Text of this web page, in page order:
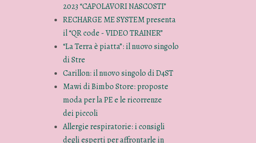
2023 “CAPOLAVORI NASCOSTI”
RECHARGE ME SYSTEM presenta
il “QR code - VIDEO TRAINER”
“La Terra è piatta”: il nuovo singolo
di Stre
Carillon: il nuovo singolo di D4ST
Mawi di Bimbo Store: proposte
moda per la PE e le ricorrenze
dei piccoli
Allergie respiratorie: i consigli
degli esperti per affrontarle in